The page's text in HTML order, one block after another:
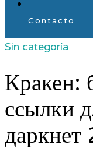
Contacto
Sin categoría
Кракен:
ссылки